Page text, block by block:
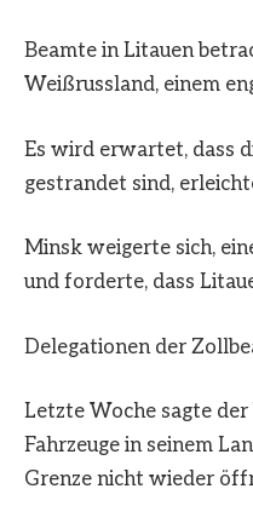
Beamte in Litauen
Weißrussland, einem
Es wird erwartet, dass
gestrandet sind,
Minsk weigerte sich,
und forderte, dass
Delegationen der
Letzte Woche sagte der
Fahrzeuge in seinem
Grenze nicht wieder